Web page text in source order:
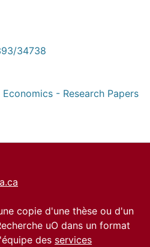
34738
- Research Papers
copie d'une thèse ou d'un
uO dans un format
des services